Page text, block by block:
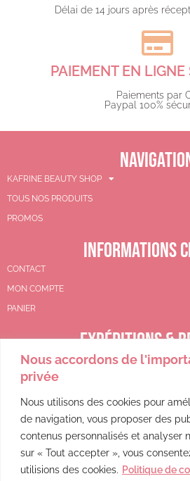
Nous accordons de
privée
Nous utilisons des cookies pour
de navigation, vous proposer des
contenus personnalisés et analyser
sur « Tout accepter », vous
utilisions des cookies. Politique de
Délai de 14 jours après
PAIEMENT EN LIGNE
Paiements par
Paypal 100%
KAFRINE BEAUTY SHOP
TOUS NOS PRODUITS
PROMOS
INFORMATIONS
CONTACT
MON COMPTE
PANIER
EXPÉDITIONS &
CGV
POLITIQUE DE REMBOURSEMENT
POLITIQUE DE CONFIDENTIALITÉ
MENTIONS LÉGALES